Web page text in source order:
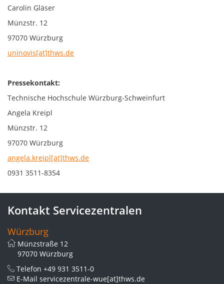
Carolin Gläser
Münzstr. 12
97070 Würzburg
uninovis[at]thws.de
Pressekontakt:
Technische Hochschule Würzburg-Schweinfurt
Angela Kreipl
Münzstr. 12
97070 Würzburg
angela.kreipl[at]thws.de
0931 3511-8354
Kontakt Servicezentralen
Würzburg
Münzstraße 12
97070 Würzburg
Telefon +49 931 3511-0
E-Mail servicezentrale-wue[at]thws.de